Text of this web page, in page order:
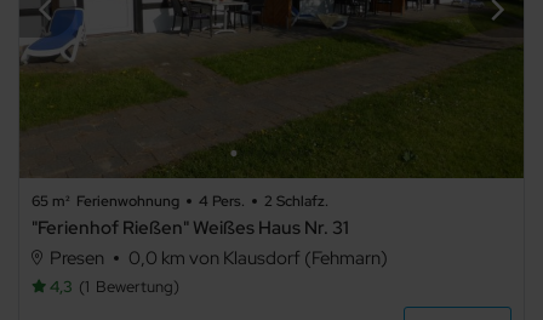
Mikrowelle
Nichtraucher
Allergikerfreundlich
Kamin/Ofen
Kachelofen
65 m² Ferienwohnung 4 Pers. 2 Schlafz.
"Ferienhof Rießen" Weißes Haus Nr. 31
Presen
0,0 km von Klausdorf (Fehmarn)
4,3 1 Bewertung